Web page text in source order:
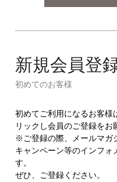
新規会員登
初めてのお客様
初めてご利用になるお客様
リックし会員のご登録をお
※ご登録の際、メールマガ
キャンペーン等のインフォ
す。
ぜひ、ご登録ください。